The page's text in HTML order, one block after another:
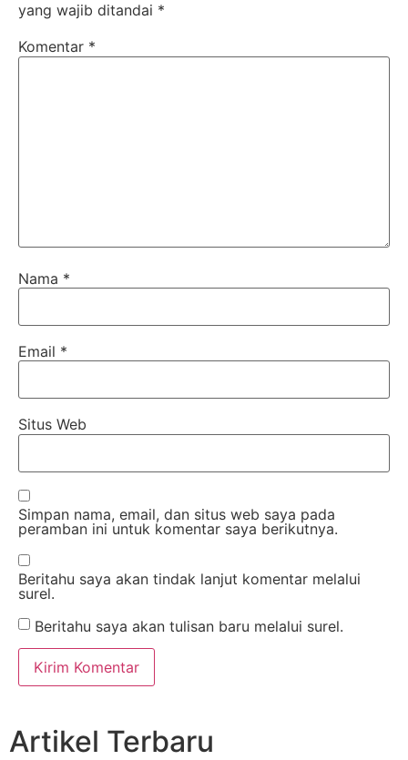
yang wajib ditandai *
Komentar *
Nama *
Email *
Situs Web
Simpan nama, email, dan situs web saya pada
peramban ini untuk komentar saya berikutnya.
Beritahu saya akan tindak lanjut komentar melalui
surel.
Beritahu saya akan tulisan baru melalui surel.
Artikel Terbaru